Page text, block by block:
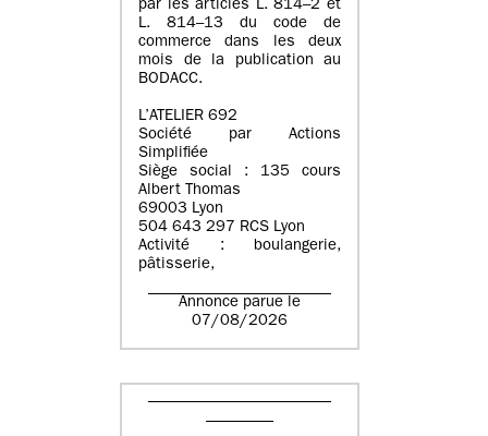
par les articles L. 814–2 et
L. 814–13 du code de
commerce dans les deux
mois de la publication au
BODACC.
L’ATELIER 692
Société par Actions
Simplifiée
Siège social : 135 cours
Albert Thomas
69003 Lyon
504 643 297 RCS Lyon
Activité : boulangerie,
pâtisserie,
Annonce parue le
07/08/2026